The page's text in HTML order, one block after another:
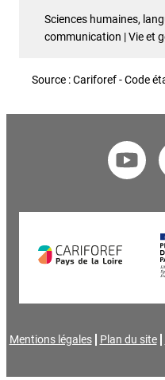
Sciences humaines,
communication | Vie et
Source : Cariforef - Code
Mentions légales Plan du site